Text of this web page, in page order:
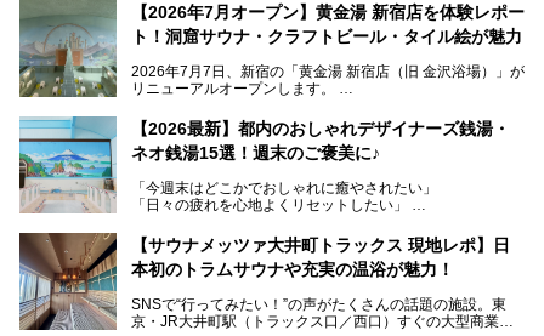
【2026年7月オープン】黄金湯 新宿店を体験レポー
ト！洞窟サウナ・クラフトビール・タイル絵が魅力
2026年7月7日、新宿の「黄金湯 新宿店（旧 金沢浴場）」が
リニューアルオープンします。
レトロでノスタルジックなタイル絵はそのまま、昔からここ
を知る地元の人にも、新しく足を運んでくれる人にも愛され
る、今の時代の"銭湯"として生まれ変わりました。洞窟のよ
ビアバーなど、新しく登場したスポットも併せて紹介しま
す。充実した設備があるのに、基本の入浴料が銭湯価格の5
【2026最新】都内のおしゃれデザイナーズ銭湯・
ネオ銭湯15選！週末のご褒美に♪
「今週末はどこかでおしゃれに癒やされたい」
「日々の疲れを心地よくリセットしたい」
となっている新しいスタイルの銭湯です。
最近、SNSやメディアで「デザイナーズ銭湯」や「ネオ銭
本記事では、そもそもこれらがどんな銭湯なのか、その気に
【サウナメッツァ大井町トラックス 現地レポ】日
本初のトラムサウナや充実の温浴が魅力！
SNSで“行ってみたい！”の声がたくさんの話題の施設。東
京・JR大井町駅（トラックス口／西口）すぐの大型商業施